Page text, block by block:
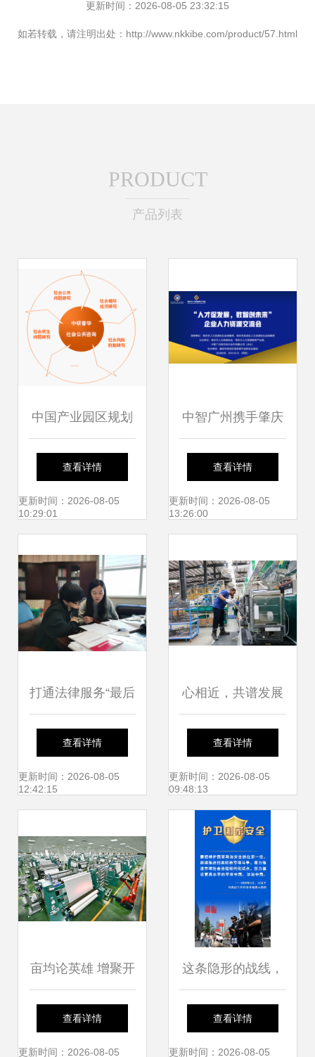
更新时间：2026-08-05 23:32:15
如若转载，请注明出处：http://www.nkkibe.com/product/57.html
PRODUCT
产品列表
中国产业园区规划
与建设行业研究报
告 创新驱动下的战
价值
查看详情
更新时间：2026-08-05
10:29:01
中智广州携手肇庆
市人力资源协会成
功举办企业人力资
查看详情
更新时间：2026-08-05
13:26:00
打通法律服务“最后
一公里” 社会经济
咨询服务的桥梁作
查看详情
更新时间：2026-08-05
12:42:15
心相近，共谱发展
新篇 续写中阿情缘
的社会经济咨询服
务新篇章
查看详情
更新时间：2026-08-05
09:48:13
亩均论英雄 增聚开
发区与高桥街道高
质量发展动能的社
查看详情
更新时间：2026-08-05
这条隐形的战线，
守护你我平安——
社会经济咨询服务
查看详情
更新时间：2026-08-05